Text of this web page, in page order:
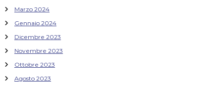
Marzo 2024
Gennaio 2024
Dicembre 2023
Novembre 2023
Ottobre 2023
Agosto 2023